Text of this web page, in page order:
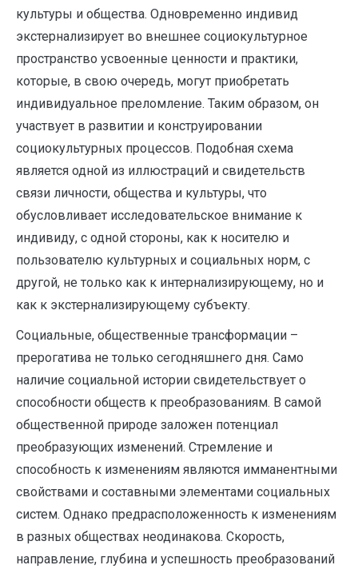
культуры и общества. Одновременно индивид
экстернализирует во внешнее социокультурное
пространство усвоенные ценности и практики,
которые, в свою очередь, могут приобретать
индивидуальное преломление. Таким образом, он
участвует в развитии и конструировании
социокультурных процессов. Подобная схема
является одной из иллюстраций и свидетельств
связи личности, общества и культуры, что
обусловливает исследовательское внимание к
индивиду, с одной стороны, как к носителю и
пользователю культурных и социальных норм, с
другой, не только как к интернализирующему, но и
как к экстернализирующему субъекту.
Социальные, общественные трансформации –
прерогатива не только сегодняшнего дня. Само
наличие социальной истории свидетельствует о
способности обществ к преобразованиям. В самой
общественной природе заложен потенциал
преобразующих изменений. Стремление и
способность к изменениям являются имманентными
свойствами и составными элементами социальных
систем. Однако предрасположенность к изменениям
в разных обществах неодинакова. Скорость,
направление, глубина и успешность преобразований